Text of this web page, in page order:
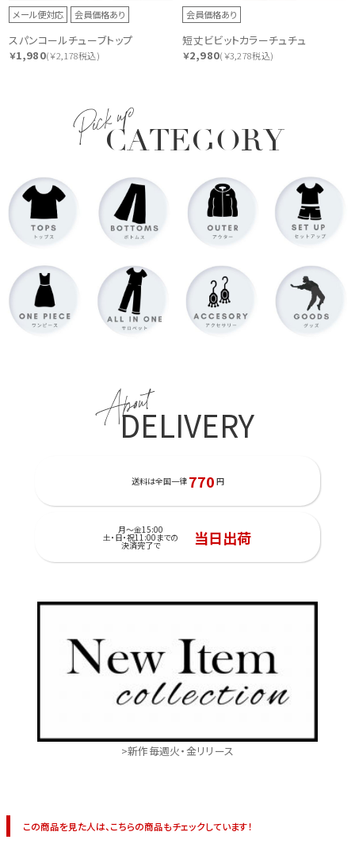
メール便対応 会員価格あり
スパンコールチューブトップ
￥1,980(￥2,178税込)
会員価格あり
短丈ビビットカラーチュチュ
￥2,980(￥3,278税込)
Pick upCATEGORY
About
DELIVERY
送料は全国一律 770 円
月～金15:00
土・日・祝11:00までの
決済完了で 当日出荷
>新作毎週火・金リリース
この商品を見た人は、こちらの商品もチェックしています！